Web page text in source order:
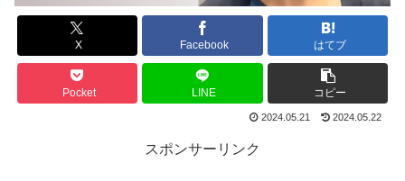
X Facebook はてブ
Pocket LINE コピー
2024.05.21 2024.05.22
スポンサーリンク